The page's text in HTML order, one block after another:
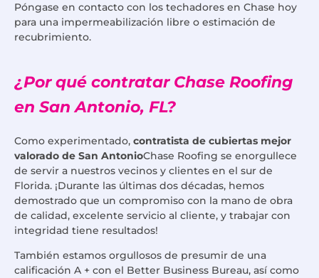
Póngase en contacto con los techadores en Chase hoy
para una impermeabilización libre o estimación de
recubrimiento.
¿Por qué contratar Chase Roofing
en San Antonio, FL?
Como experimentado, contratista de cubiertas mejor
valorado de San AntonioChase Roofing se enorgullece
de servir a nuestros vecinos y clientes en el sur de
Florida. ¡Durante las últimas dos décadas, hemos
demostrado que un compromiso con la mano de obra
de calidad, excelente servicio al cliente, y trabajar con
integridad tiene resultados!
También estamos orgullosos de presumir de una
calificación A + con el Better Business Bureau, así como